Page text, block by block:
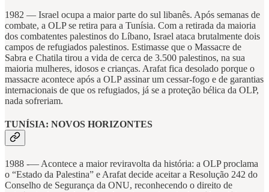
1982 — Israel ocupa a maior parte do sul libanês. Após semanas de
combate, a OLP se retira para a Tunísia. Com a retirada da maioria
dos combatentes palestinos do Líbano, Israel ataca brutalmente dois
campos de refugiados palestinos. Estimasse que o Massacre de
Sabra e Chatila tirou a vida de cerca de 3.500 palestinos, na sua
maioria mulheres, idosos e crianças. Arafat fica desolado porque o
massacre acontece após a OLP assinar um cessar-fogo e de garantias
internacionais de que os refugiados, já se a proteção bélica da OLP,
nada sofreriam.
TUNÍSIA: NOVOS HORIZONTES
1988 -— Acontece a maior reviravolta da história: a OLP proclama
o “Estado da Palestina” e Arafat decide aceitar a Resolução 242 do
Conselho de Segurança da ONU, reconhecendo o direito de